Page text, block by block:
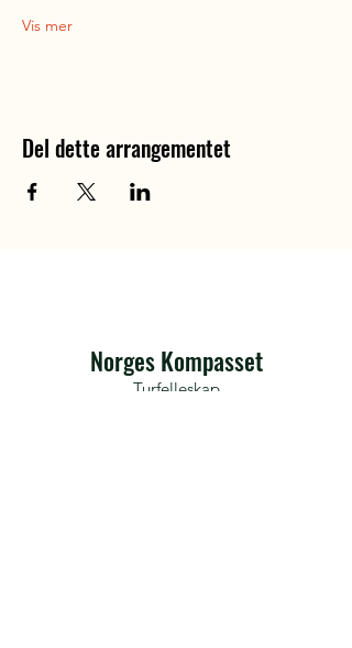
Vis mer
Del dette arrangementet
Norges Kompasset
Turfelleskap